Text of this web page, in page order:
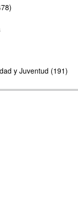
y Juventud (191)